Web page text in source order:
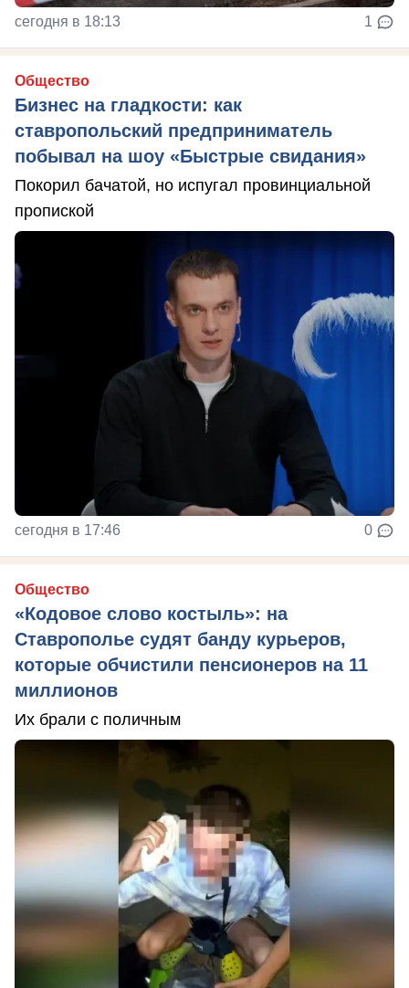
сегодня в 18:13 1
Общество
Бизнес на гладкости: как
ставропольский предприниматель
побывал на шоу «Быстрые свидания»
Покорил бачатой, но испугал провинциальной
пропиской
сегодня в 17:46 0
Общество
«Кодовое слово костыль»: на
Ставрополье судят банду курьеров,
которые обчистили пенсионеров на 11
миллионов
Их брали с поличным